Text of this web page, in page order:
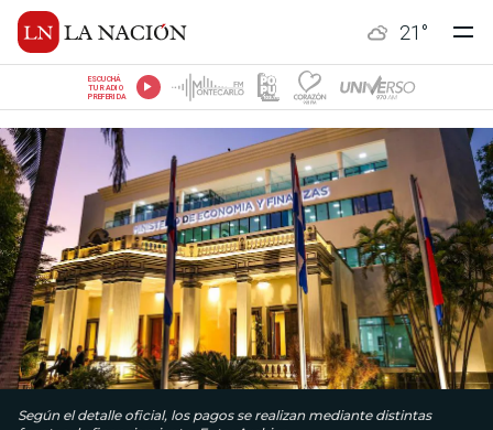
21 °
ESCUCHÁ
TU RADIO
PREFERIDA
Según el detalle oficial, los pagos se realizan mediante distintas